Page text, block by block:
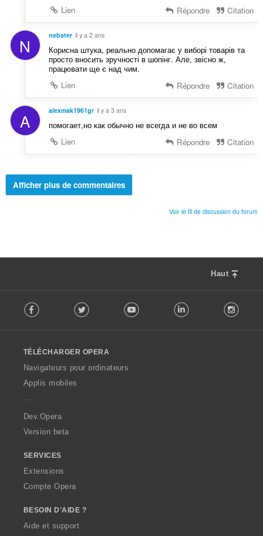
Lien
Répondre Citation
N nebster il y a 2 ans
Корисна штука, реально допомагає у виборі товарів та
просто вносить зручності в шопінг. Але, звісно ж,
працювати ще є над чим.
Lien
Répondre Citation
A alexmak1961gr il y a 3 ans
помогает,но как обычно не всегда и не во всем
Lien
Répondre Citation
Afficher plus de commentaires
Voir le fil de discussion du forum
Haut
o
w
O
p
a
Facebook Twitter Youtube LinkedIn
TÉLÉCHARGER OPERA
Navigateurs pour ordinateurs
Applis mobiles
Dev.Opera
Version beta
SERVICES
Extensions
Compte Opera
BESOIN D'AIDE ?
Aide et support